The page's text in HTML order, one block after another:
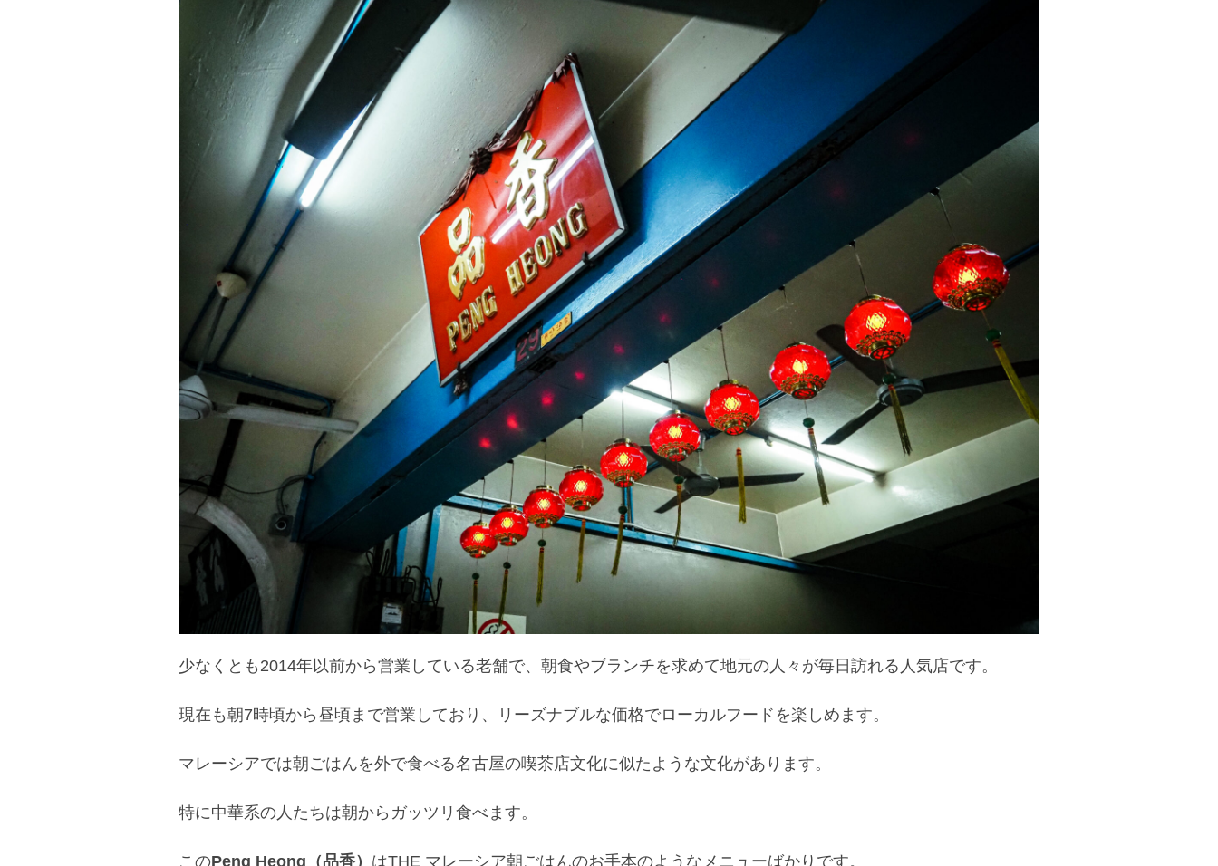
少なくとも2014年以前から営業している老舗で、朝食やブランチを求めて地元の人々が毎日訪れる人気店です。
現在も朝7時頃から昼頃まで営業しており、リーズナブルな価格でローカルフードを楽しめます。
マレーシアでは朝ごはんを外で食べる名古屋の喫茶店文化に似たような文化があります。
特に中華系の人たちは朝からガッツリ食べます。
このPeng Heong（品香） はTHE マレーシア朝ごはんのお手本のようなメニューばかりです。